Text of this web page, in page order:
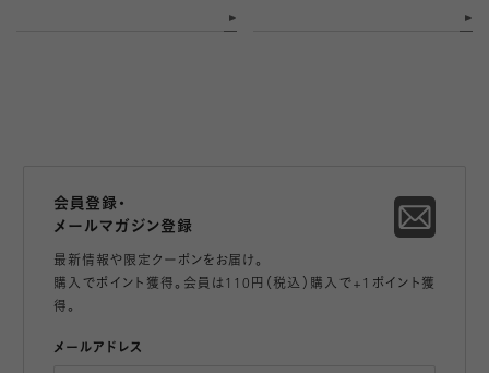
会員登録・
メールマガジン登録
最新情報や限定クーポンをお届け。
購入でポイント獲得。会員は110円（税込）購入で+1ポイント獲
得。
メールアドレス